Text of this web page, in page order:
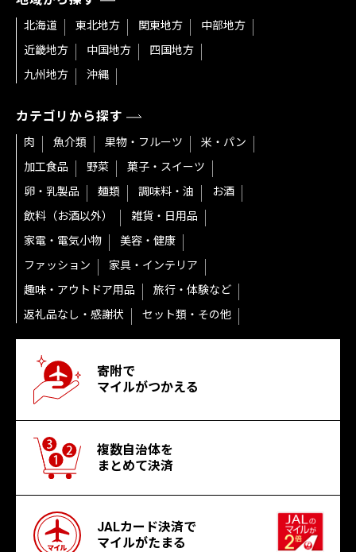
北海道 東北地方 関東地方
中部地方
近畿地方
中国地方
四国地方
九州地方
沖縄
カテゴリから探す
肉 魚介類 果物・フルーツ
米・パン
加工食品
野菜
菓子・スイーツ
卵・乳製品
麺類 調味料・油
お酒
飲料（お酒以外）
雑貨・日用品
家電・電気小物
美容・健康
ファッション
家具・インテリア
趣味・アウトドア用品
旅行・体験など
返礼品なし・感謝状
セット類・その他
寄附で
マイルがつかえる
複数自治体を
まとめて決済
JALカード決済で
マイルがたまる